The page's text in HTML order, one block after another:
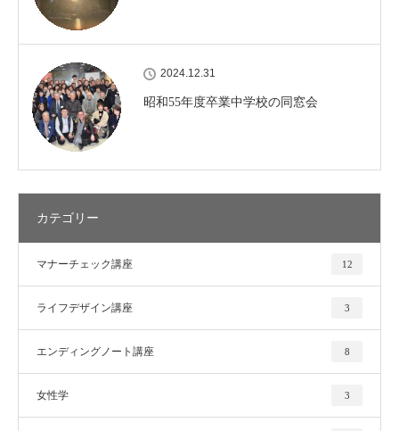
2024.12.31
昭和55年度卒業中学校の同窓会
カテゴリー
マナーチェック講座 12
ライフデザイン講座 3
エンディングノート講座 8
女性学 3